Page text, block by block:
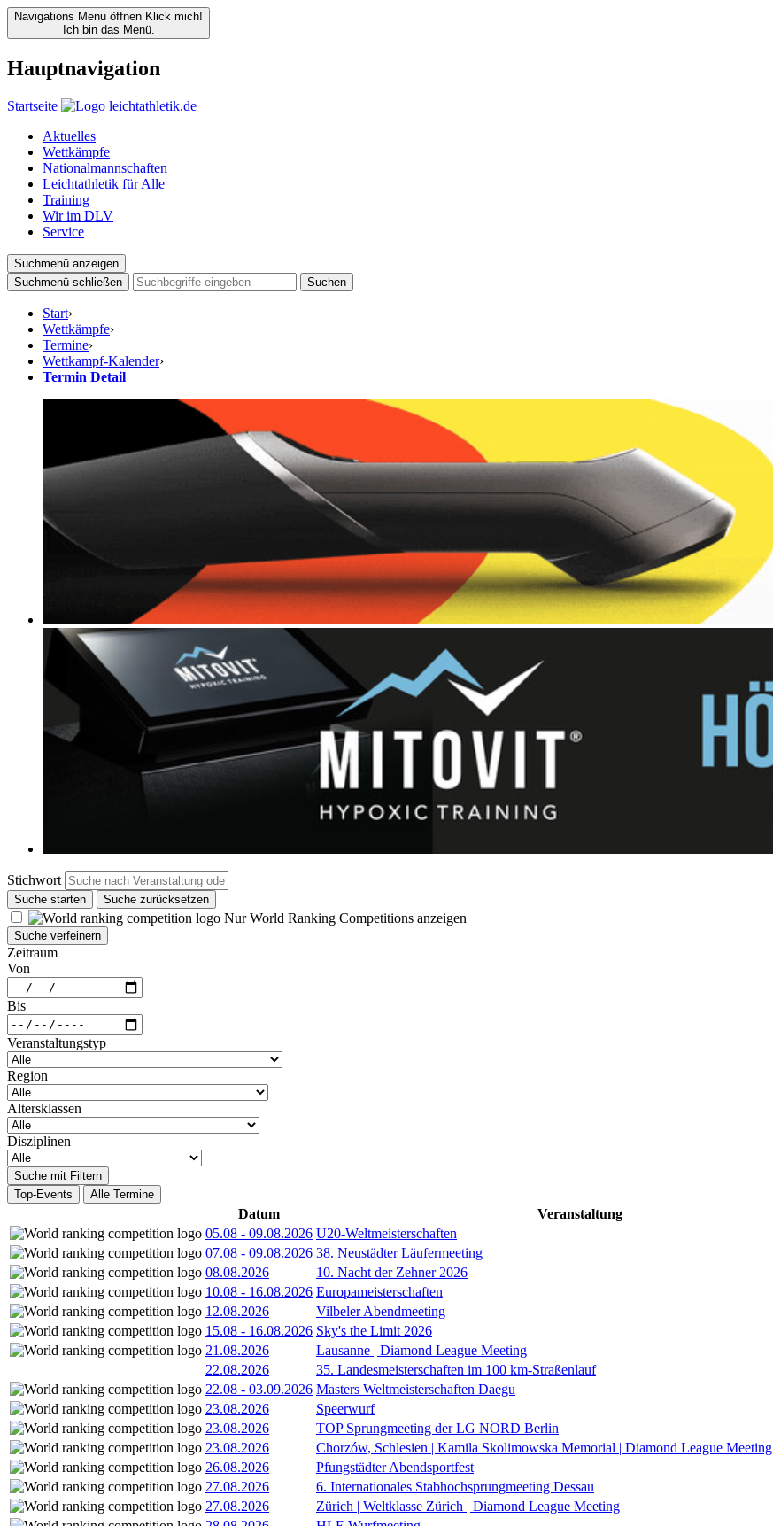
Navigations Menu öffnen Klick mich!
Ich bin das Menü.
Hauptnavigation
Startseite
Aktuelles
Wettkämpfe
Nationalmannschaften
Leichtathletik für Alle
Training
Wir im DLV
Service
Suchmenü anzeigen
Suchmenü schließen
Suchen
Start›
Wettkämpfe›
Termine›
Wettkampf-Kalender›
Termin Detail
Stichwort
Suche starten Suche zurücksetzen
Nur World Ranking Competitions anzeigen
Suche verfeinern
Zeitraum
Von
Bis
Veranstaltungstyp
Region
Altersklassen
Disziplinen
Suche mit Filtern
Top-Events
Alle Termine
Datum Veranstaltung
05.08 - 09.08.2026 U20-Weltmeisterschaften
07.08 - 09.08.2026 38. Neustädter Läufermeeting
08.08.2026
10. Nacht der Zehner 2026
10.08 - 16.08.2026 Europameisterschaften
12.08.2026
Vilbeler Abendmeeting
15.08 - 16.08.2026 Sky's the Limit 2026
21.08.2026
Lausanne | Diamond League Meeting
22.08.2026
35. Landesmeisterschaften im 100 km-Straßenlauf
22.08 - 03.09.2026 Masters Weltmeisterschaften Daegu
23.08.2026
Speerwurf
23.08.2026
TOP Sprungmeeting der LG NORD Berlin
23.08.2026
Chorzów, Schlesien | Kamila Skolimowska Memorial | Diamond League Meeting
26.08.2026
Pfungstädter Abendsportfest
27.08.2026
6. Internationales Stabhochsprungmeeting Dessau
27.08.2026
Zürich | Weltklasse Zürich | Diamond League Meeting